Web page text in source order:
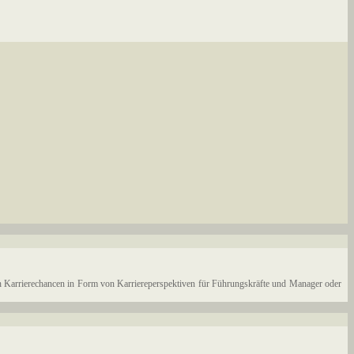
in Form von Karriereperspektiven für Führungskräfte und Manager oder